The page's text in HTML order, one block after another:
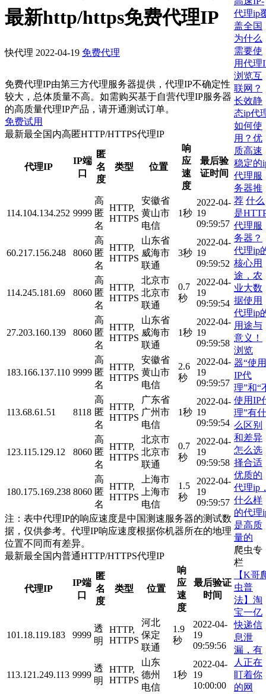
最新http/https免费代理IP
快代理 2022-04-19 免费代理
免费代理IP由第三方代理服务器提供，代理IP不确定性
较大，总体质量不高。如需购买基于自营代理IP服务器
的高质量代理IP产品，请开通测试订单。
免费试用
最新最全国内高匿HTTP/HTTPS代理IP
代理IP
IP端
口
匿
名
度
类型 位置
响
应
速
度
最后验
证时间
114.104.134.252 9999
高
匿
名
HTTP,
HTTPS
安徽省
黄山市
电信
1秒
2022-04-
19
09:59:57
60.217.156.248 8060
高
匿
名
HTTP,
HTTPS
山东省
威海市
联通
3秒
2022-04-
19
09:59:52
114.245.181.69 8060
高
匿
名
HTTP,
HTTPS
北京市
北京市
联通
0.7
秒
2022-04-
19
09:59:54
27.203.160.139 8060
高
匿
名
HTTP,
HTTPS
山东省
威海市
联通
1秒
2022-04-
19
09:59:58
183.166.137.110 9999
高
匿
名
HTTP,
HTTPS
安徽省
黄山市
电信
2.6
秒
2022-04-
19
09:59:57
113.68.61.51 8118
高
匿
名
HTTP,
HTTPS
广东省
广州市
电信
1秒
2022-04-
19
09:59:54
123.115.129.12 8060
高
匿
名
HTTP,
HTTPS
北京市
北京市
联通
0.7
秒
2022-04-
19
09:59:58
180.175.169.238 8060
高
匿
名
HTTP,
HTTPS
上海市
上海市
电信
1.5
秒
2022-04-
19
09:59:57
注：表中代理IP的响应速度是中国测速服务器的测试数
据，仅供参考。代理IP响应速度根据你机器所在的地理
位置不同而有差异。
最新最全国内普通HTTP/HTTPS代理IP
代理IP
IP端
口
匿
名
度
类型 位置
响
应
速
度
最后验证
时间
101.18.119.183 9999
透
明
HTTP,
HTTPS
河北
保定
联通
1.9
秒
2022-04-
19
09:59:56
113.121.249.113 9999
透
明
HTTP,
HTTPS
山东
德州
电信
1秒
2022-04-
19
10:00:00
代理ip
盖全国
为什么
需要使
用代理
浏览互
联网？
长效静
态ip代
如何使
用？优
质高速
稳定的
代理服
务器推
荐 什么
是
代理服
务器？
代理ip
核心用
途，农
业大数
据使用
代理ip
用途与
意义！
浏览
器“使用
IP代
理”和“
使用IP
理”有什
么区别
和差异
怎么选
择合适
优质的
代理ip
什么样
的代理
是高质
量的
爬虫专
栏
【K哥
虫普
法】淘
宝一亿
快递信
息泄
漏，有
人正在
盯着你
的网